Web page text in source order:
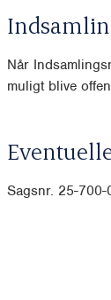
Når
muligt blive
Sagsnr. 25-700-